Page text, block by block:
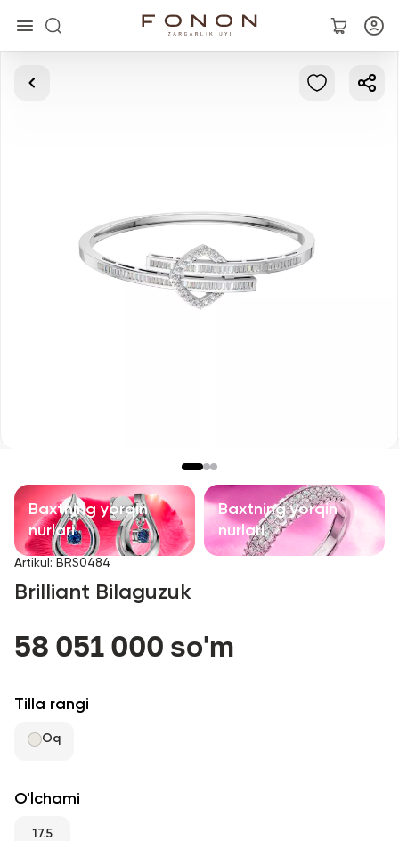
Asosiy
Bilaguzuklar
Aksessuarlar
Barcha
Biz haqimizda
Do'kon topish
Sevimli
+998 71 205 22 22
Baxtning yorqin
nurlari
Baxtning yorqin
nurlari
Artikul : BRS0484
Brilliant Bilaguzuk
58 051 000 so'm
Tilla rangi
Oq
O'lchami
17.5